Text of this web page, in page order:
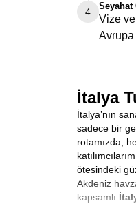
4
Seyahat
Vize ve
Avrupa
İtalya
İtalya’nın
sadece bir
rotamızda,
ötesindeki
Akdeniz
kapsamlı